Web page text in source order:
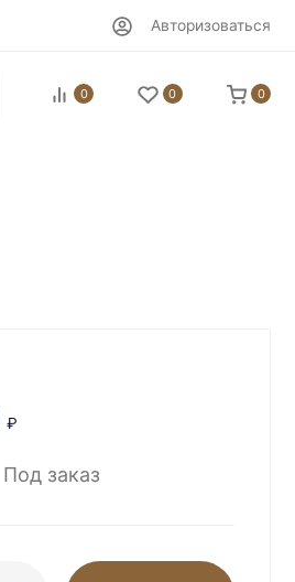
Авторизоваться
0 0 0
₽
Под заказ